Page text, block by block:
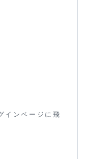
インページに飛